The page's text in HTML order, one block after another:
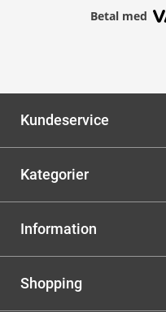
Betal med
Kundeservice
Kategorier
Information
Shopping